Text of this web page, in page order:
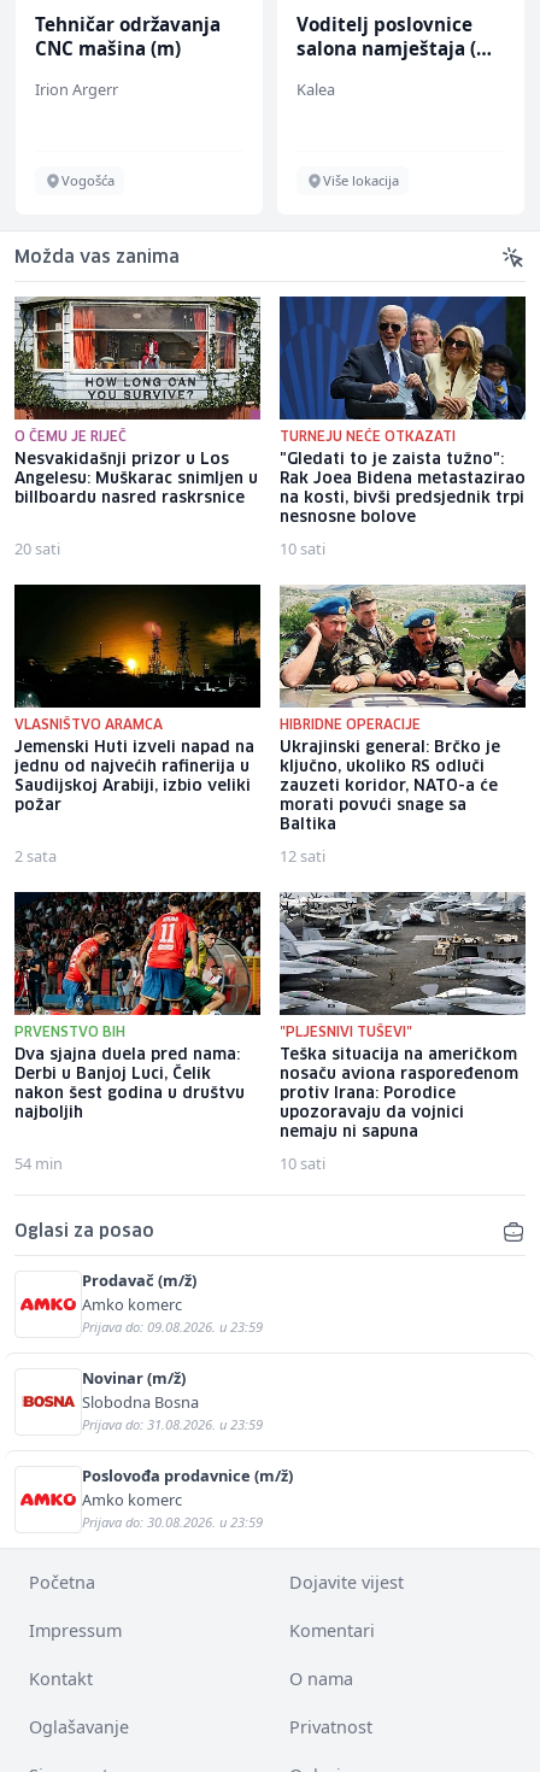
Tehničar održavanja
CNC mašina (m)
Irion Argerr
Vogošća
Voditelj poslovnice
salona namještaja (m/
Kalea
Više lokacija
Možda vas zanima
O ČEMU JE RIJEČ
Nesvakidašnji prizor u Los
Angelesu: Muškarac snimljen u
billboardu nasred raskrsnice
20 sati
TURNEJU NEĆE OTKAZATI
"Gledati to je zaista tužno":
Rak Joea Bidena metastazirao
na kosti, bivši predsjednik trpi
nesnosne bolove
10 sati
VLASNIŠTVO ARAMCA
Jemenski Huti izveli napad na
jednu od najvećih rafinerija u
Saudijskoj Arabiji, izbio veliki
požar
2 sata
HIBRIDNE OPERACIJE
Ukrajinski general: Brčko je
ključno, ukoliko RS odluči
zauzeti koridor, NATO-a će
morati povući snage sa
Baltika
12 sati
PRVENSTVO BIH
Dva sjajna duela pred nama:
Derbi u Banjoj Luci, Čelik
nakon šest godina u društvu
najboljih
54 min
"PLJESNIVI TUŠEVI"
Teška situacija na američkom
nosaču aviona raspoređenom
protiv Irana: Porodice
upozoravaju da vojnici
nemaju ni sapuna
10 sati
Oglasi za posao
Prodavač (m/ž)
Amko komerc
Prijava do: 09.08.2026. u 23:59
Novinar (m/ž)
Slobodna Bosna
Prijava do: 31.08.2026. u 23:59
Poslovođa prodavnice (m/ž)
Amko komerc
Prijava do: 30.08.2026. u 23:59
Početna Dojavite vijest
Impressum Komentari
Kontakt O nama
Oglašavanje Privatnost